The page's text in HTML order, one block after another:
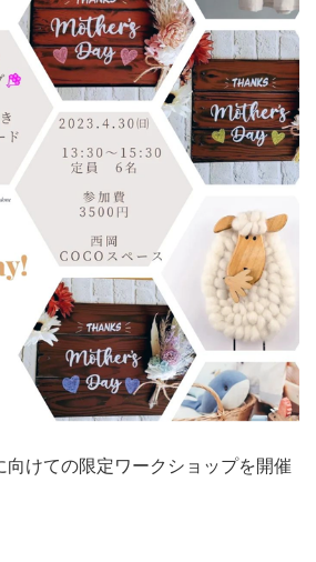
向けての限定ワークショップを開催